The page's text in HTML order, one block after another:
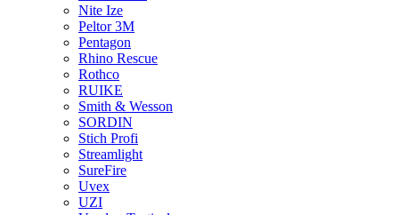
Nite Ize
Peltor 3M
Pentagon
Rhino Rescue
Rothco
RUIKE
Smith & Wesson
SORDIN
Stich Profi
Streamlight
SureFire
Uvex
UZI